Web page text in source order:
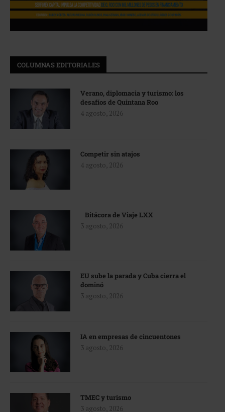
COLUMNAS EDITORIALES
Verano, diplomacia y turismo: los
desafíos de Quintana Roo
4 agosto, 2026
Competir sin atajos
4 agosto, 2026
Bitácora de Viaje LXX
3 agosto, 2026
EU sube la parada y Cuba cierra el
dominó
3 agosto, 2026
IA en empresas de cincuentones
3 agosto, 2026
TMEC y turismo
3 agosto, 2026